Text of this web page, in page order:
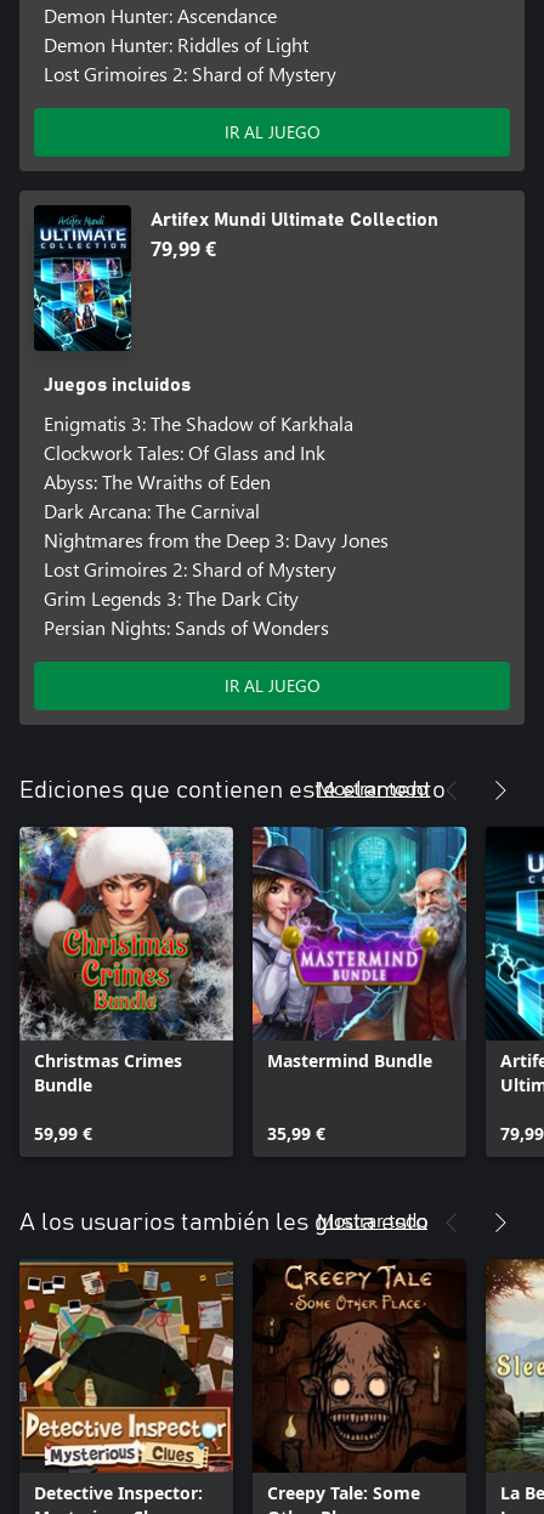
Demon Hunter: Ascendance
Demon Hunter: Riddles of Light
Lost Grimoires 2: Shard of Mystery
IR AL JUEGO
Artifex Mundi Ultimate Collection
79,99 €
Juegos incluidos
Enigmatis 3: The Shadow of Karkhala
Clockwork Tales: Of Glass and Ink
Abyss: The Wraiths of Eden
Dark Arcana: The Carnival
Nightmares from the Deep 3: Davy Jones
Lost Grimoires 2: Shard of Mystery
Grim Legends 3: The Dark City
Persian Nights: Sands of Wonders
IR AL JUEGO
Ediciones que contienen este elemento
Mostrar todo
Christmas Crimes
Bundle
59,99 €
Mastermind Bundle
35,99 €
A los usuarios también les gusta esto
Mostrar todo
Detective Inspector:
Creepy Tale: Some
La